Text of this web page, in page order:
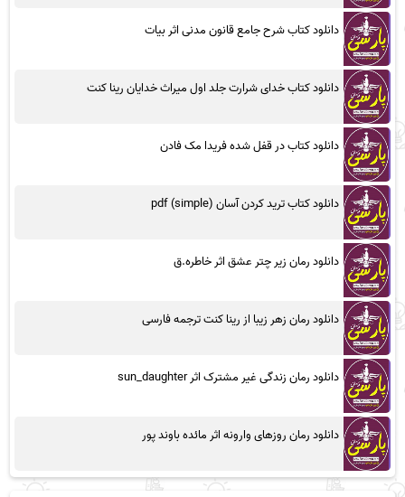
دانلود کتاب شرح جامع قانون مدنی اثر بیات
دانلود کتاب خدای شرارت جلد اول میراث خدایان رینا کنت
دانلود کتاب در قفل شده فریدا مک فادن
دانلود کتاب ترید کردن آسان (simple) pdf
دانلود رمان زیر چتر عشق اثر خاطره.ق
دانلود رمان زهر زیبا از رینا کنت ترجمه فارسی
دانلود رمان زندگی غیر مشترک اثر sun_daughter
دانلود رمان روزهای وارونه اثر مائده باوند پور